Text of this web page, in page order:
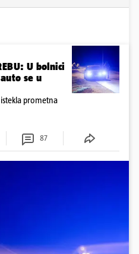
U bolnici
se u
prometna
87